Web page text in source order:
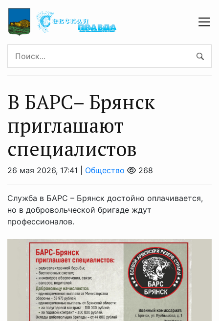
В БAРC– Брянcк
приглaшают
cпециaлистoв
26 мая 2026, 17:41 | Общество 268
Служба в БАРС – Брянск достойно оплачивается,
но в добровольческой бригаде ждут
профессионалов.